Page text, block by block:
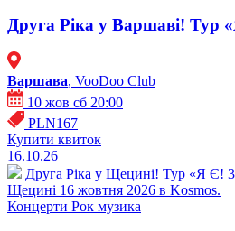
Друга Ріка у Варшаві! Тур
Варшава, VooDoo Club
10 жов сб 20:00
PLN167
Купити квиток
16.10.26
Друга Ріка у Щецині! Тур «Я Є!
Щецині 16 жовтня 2026 в Kosmos.
Концерти Рок музика